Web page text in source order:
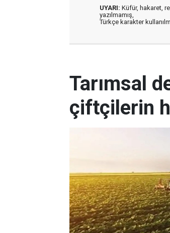
UYARI: Küfür, hakaret,
yazılmamış,
Türkçe karakter
Tarımsal
çiftçilerin